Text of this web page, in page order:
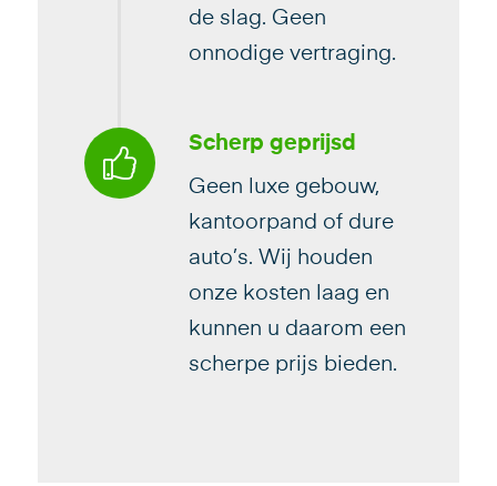
de slag. Geen
onnodige vertraging.
Scherp geprijsd
Geen luxe gebouw,
kantoorpand of dure
auto’s. Wij houden
onze kosten laag en
kunnen u daarom een
scherpe prijs bieden.